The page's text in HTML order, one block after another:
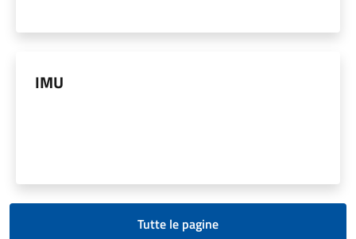
IMU
Tutte le pagine